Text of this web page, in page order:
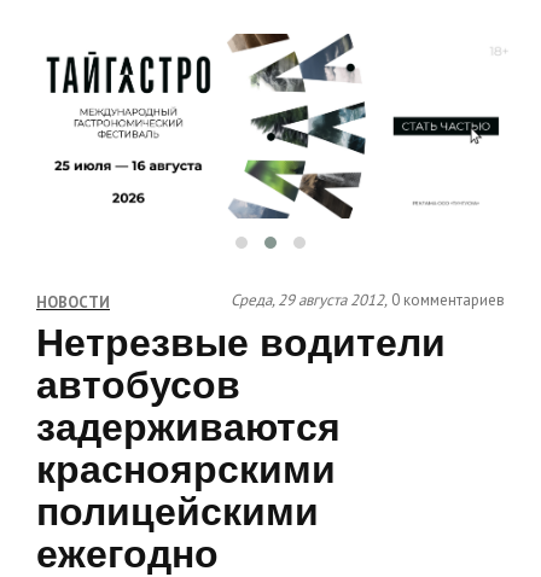
НОВОСТИ Среда, 29 августа 2012, 0 комментариев
Нетрезвые водители
автобусов
задерживаются
красноярскими
полицейскими
ежегодно